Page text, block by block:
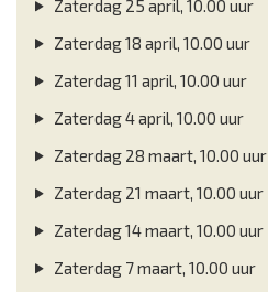
Zaterdag 25 april, 10.00 uur
Zaterdag 18 april, 10.00 uur
Zaterdag 11 april, 10.00 uur
Zaterdag 4 april, 10.00 uur
Zaterdag 28 maart, 10.00 uur
Zaterdag 21 maart, 10.00 uur
Zaterdag 14 maart, 10.00 uur
Zaterdag 7 maart, 10.00 uur